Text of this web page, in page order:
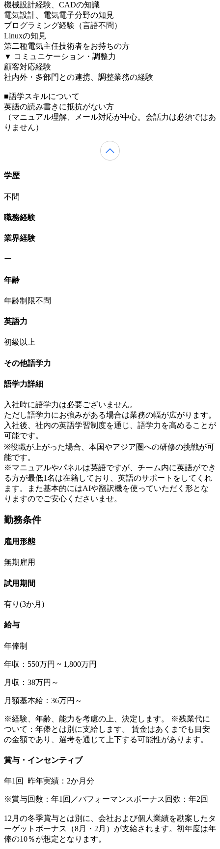
機械設計経験、CADの知識
電気設計、電気電子分野の知見
プログラミング経験（言語不問）
Linuxの知見
第二種電気主任技術者をお持ちの方
▼ コミュニケーション・調整力
顧客対応経験
社内外・多部門との連携、調整業務の経験
■語学スキルについて
英語の読み書きに抵抗がない方
（マニュアル理解、メール対応が中心。会話力は必須ではあ
りません）
学歴
不問
職務経験
業界経験
ー
年齢
年齢制限不問
英語力
初級以上
その他語学力
語学力詳細
入社時に語学力は必要ございません。
ただし語学力にお強みがある場合は業務の幅が広がります。
入社後、社内の英語学習制度を通じ、語学力を高めることが
可能です。
※役職が上がった場合、本国やアジア圏への研修の挑戦が可
能です。
※マニュアルやパネルは英語ですが、チーム内に英語ができ
る方が最低1名は在籍しており、英語のサポートをしてくれ
ます。また基本的にはAIや翻訳機を使っていただく形とな
りますのでご安心くださいませ。
勤務条件
雇用形態
無期雇用
試用期間
有り(3か月)
給与
年俸制
年収：550万円 ~ 1,800万円
月収：38万円～
月額基本給：36万円～
※経験、年齢、能力を考慮の上、決定します。 ※残業代に
ついて：年俸とは別に支給します。 賃金はあくまでも目安
の金額であり、選考を通じて上下する可能性があります。
賞与・インセンティブ
年1回 昨年実績：2か月分
※賞与回数：年1回／パフォーマンスボーナス回数：年2回
12月の冬季賞与とは別に、会社および個人業績を勘案したタ
ーゲットボーナス（8月・2月）が支給されます。 初年度は年
俸の10％が想定となります。